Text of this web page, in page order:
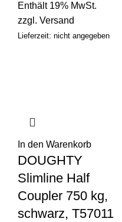
Enthält 19% MwSt.
zzgl. Versand
Lieferzeit: nicht angegeben
In den Warenkorb
DOUGHTY
Slimline Half
Coupler 750 kg,
schwarz, T57011